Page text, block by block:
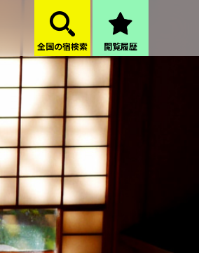
全国の宿検索 閲覧履歴